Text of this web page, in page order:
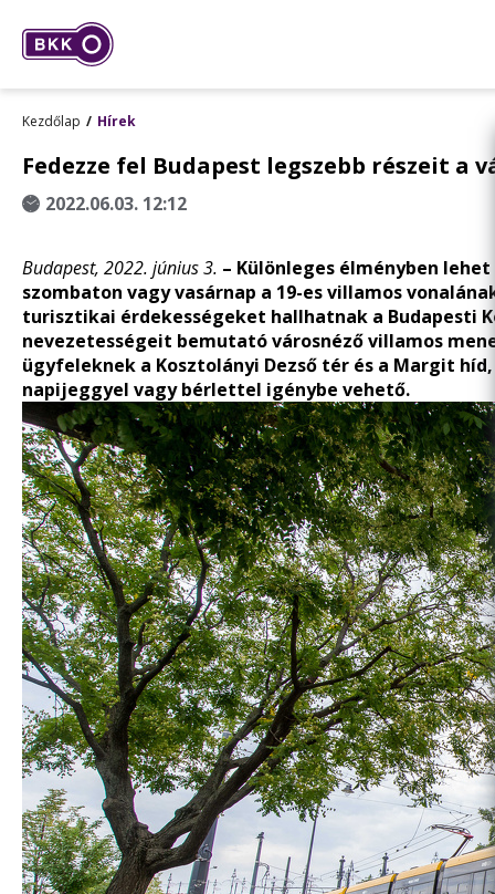
Kezdőlap Hírek
Fedezze fel Budapest legszebb részeit a
2022.06.03. 12:12
Budapest, 2022. június 3. – Különleges élményben
szombaton vagy vasárnap a 19-es villamos
turisztikai érdekességeket hallhatnak a Budapesti
nevezetességeit bemutató városnéző villamos
ügyfeleknek a Kosztolányi Dezső tér és a Margit
napijeggyel vagy bérlettel igénybe vehető.